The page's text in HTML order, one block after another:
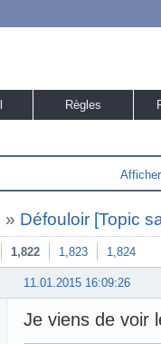
Règles
» Défouloir [Topic
1,822 1,823 1,824
11.01.2015 16:09:26
Je viens de voir